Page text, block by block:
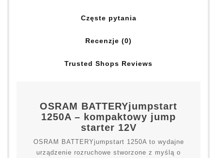
Częste pytania
Recenzje (0)
Trusted Shops Reviews
OSRAM BATTERYjumpstart
1250A – kompaktowy jump
starter 12V
OSRAM BATTERYjumpstart 1250A to wydajne
urządzenie rozruchowe stworzone z myślą o